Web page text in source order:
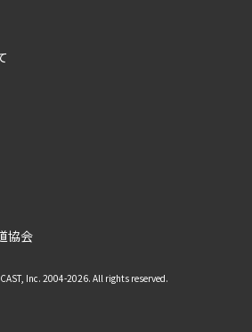
協会
Inc. 2004-2026. All rights reserved.